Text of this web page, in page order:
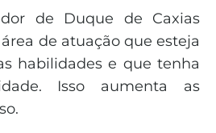
de Duque de Caxias
de atuação que esteja
habilidades e que tenha
Isso aumenta as